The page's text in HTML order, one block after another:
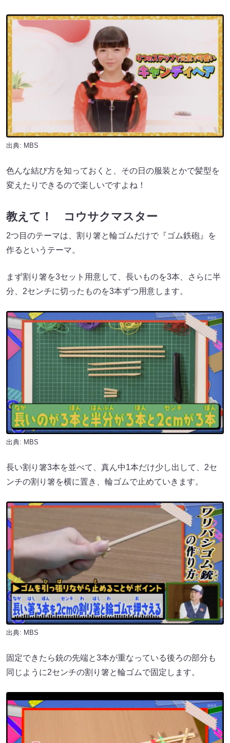
出典: MBS
色んな結び方を知っておくと、その日の服装とかで髪型を
変えたりできるので楽しいですよね！
教えて！ コウサクマスター
2つ目のテーマは、割り箸と輪ゴムだけで『ゴム鉄砲』を
作るというテーマ。
まず割り箸を3セット用意して、長いものを3本、さらに半
分、2センチに切ったものを3本ずつ用意します。
出典: MBS
長い割り箸3本を並べて、真ん中1本だけ少し出して、2セ
ンチの割り箸を横に置き、輪ゴムで止めていきます。
出典: MBS
固定できたら銃の先端と3本が重なっている後ろの部分も
同じように2センチの割り箸と輪ゴムで固定します。